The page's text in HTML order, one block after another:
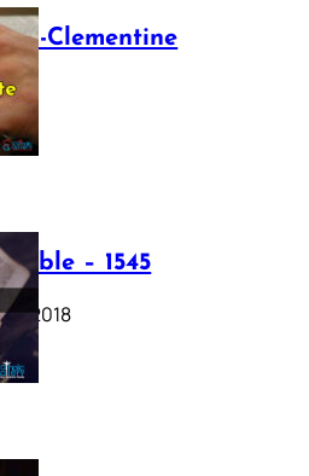
Clementine
Bible – 1545
2018